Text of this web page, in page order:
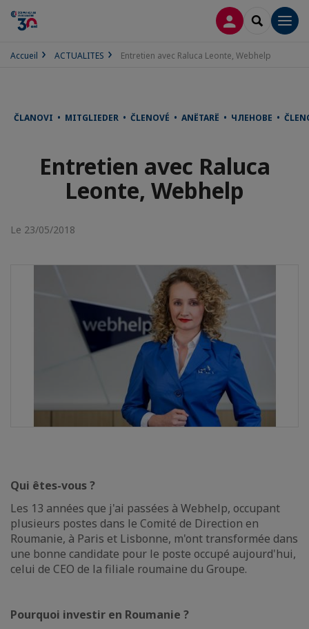
CONNEXION
Accueil ACTUALITES Entretien avec Raluca Leonte, Webhelp
ČLANOVI • MITGLIEDER • ČLENOVÉ • ANËTARË • ЧЛЕНОВЕ •
Entretien avec Raluca
Leonte, Webhelp
Le 23/05/2018
Qui êtes-vous ?
Les 13 années que j'ai passées à Webhelp, occupant
plusieurs postes dans le Comité de Direction en
Roumanie, à Paris et Lisbonne, m'ont transformée dans
une bonne candidate pour le poste occupé aujourd'hui,
celui de CEO de la filiale roumaine du Groupe.
Pourquoi investir en Roumanie ?